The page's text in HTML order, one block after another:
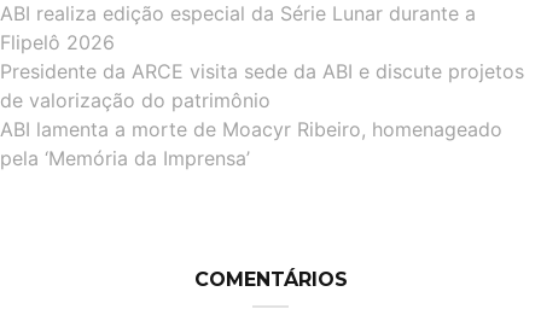
ABI realiza edição especial da Série Lunar durante a
Flipelô 2026
Presidente da ARCE visita sede da ABI e discute projetos
de valorização do patrimônio
ABI lamenta a morte de Moacyr Ribeiro, homenageado
pela ‘Memória da Imprensa’
COMENTÁRIOS